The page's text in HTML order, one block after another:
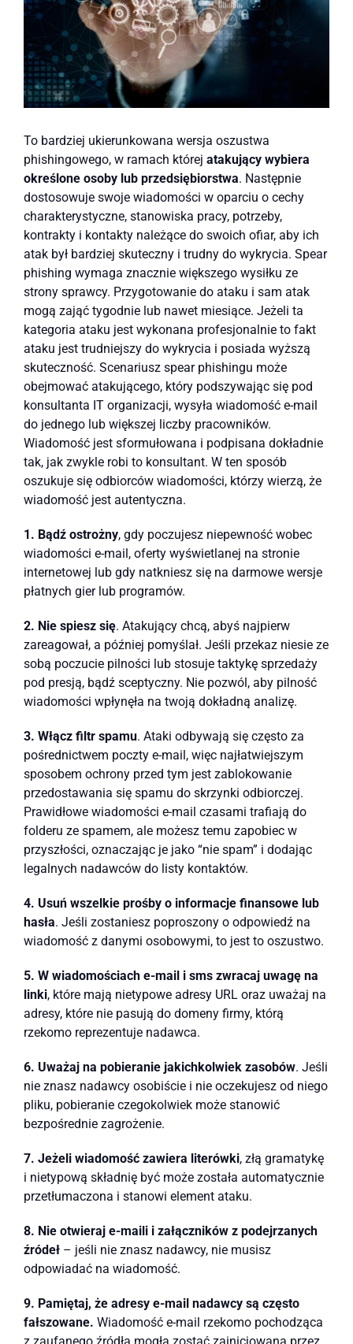
To bardziej ukierunkowana wersja oszustwa
phishingowego, w ramach której atakujący wybiera
określone osoby lub przedsiębiorstwa. Następnie
dostosowuje swoje wiadomości w oparciu o cechy
charakterystyczne, stanowiska pracy, potrzeby,
kontrakty i kontakty należące do swoich ofiar, aby ich
atak był bardziej skuteczny i trudny do wykrycia. Spear
phishing wymaga znacznie większego wysiłku ze
strony sprawcy. Przygotowanie do ataku i sam atak
mogą zająć tygodnie lub nawet miesiące. Jeżeli ta
kategoria ataku jest wykonana profesjonalnie to fakt
ataku jest trudniejszy do wykrycia i posiada wyższą
skuteczność. Scenariusz spear phishingu może
obejmować atakującego, który podszywając się pod
konsultanta IT organizacji, wysyła wiadomość e-mail
do jednego lub większej liczby pracowników.
Wiadomość jest sformułowana i podpisana dokładnie
tak, jak zwykle robi to konsultant. W ten sposób
oszukuje się odbiorców wiadomości, którzy wierzą, że
wiadomość jest autentyczna.
1. Bądź ostrożny, gdy poczujesz niepewność wobec
wiadomości e-mail, oferty wyświetlanej na stronie
internetowej lub gdy natkniesz się na darmowe wersje
płatnych gier lub programów.
2. Nie spiesz się. Atakujący chcą, abyś najpierw
zareagował, a później pomyślał. Jeśli przekaz niesie ze
sobą poczucie pilności lub stosuje taktykę sprzedaży
pod presją, bądź sceptyczny. Nie pozwól, aby pilność
wiadomości wpłynęła na twoją dokładną analizę.
3. Włącz filtr spamu. Ataki odbywają się często za
pośrednictwem poczty e-mail, więc najłatwiejszym
sposobem ochrony przed tym jest zablokowanie
przedostawania się spamu do skrzynki odbiorczej.
Prawidłowe wiadomości e-mail czasami trafiają do
folderu ze spamem, ale możesz temu zapobiec w
przyszłości, oznaczając je jako “nie spam” i dodając
legalnych nadawców do listy kontaktów.
4. Usuń wszelkie prośby o informacje finansowe lub
hasła. Jeśli zostaniesz poproszony o odpowiedź na
wiadomość z danymi osobowymi, to jest to oszustwo.
5. W wiadomościach e-mail i sms zwracaj uwagę na
linki, które mają nietypowe adresy URL oraz uważaj na
adresy, które nie pasują do domeny firmy, którą
rzekomo reprezentuje nadawca.
6. Uważaj na pobieranie jakichkolwiek zasobów. Jeśli
nie znasz nadawcy osobiście i nie oczekujesz od niego
pliku, pobieranie czegokolwiek może stanowić
bezpośrednie zagrożenie.
7. Jeżeli wiadomość zawiera literówki, złą gramatykę
i nietypową składnię być może została automatycznie
przetłumaczona i stanowi element ataku.
8. Nie otwieraj e-maili i załączników z podejrzanych
źródeł – jeśli nie znasz nadawcy, nie musisz
odpowiadać na wiadomość.
9. Pamiętaj, że adresy e-mail nadawcy są często
fałszowane. Wiadomość e-mail rzekomo pochodząca